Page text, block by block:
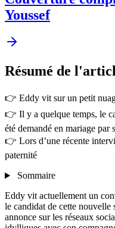
Youssef
Résumé de
👉 Eddy vit sur un petit
👉 Il y a quelque temps, le
été demandé en mariage par
👉 Lors d’une récente
paternité
Sommaire
Eddy vit actuellement un
le candidat de cette nouvelle
annonce sur les réseaux